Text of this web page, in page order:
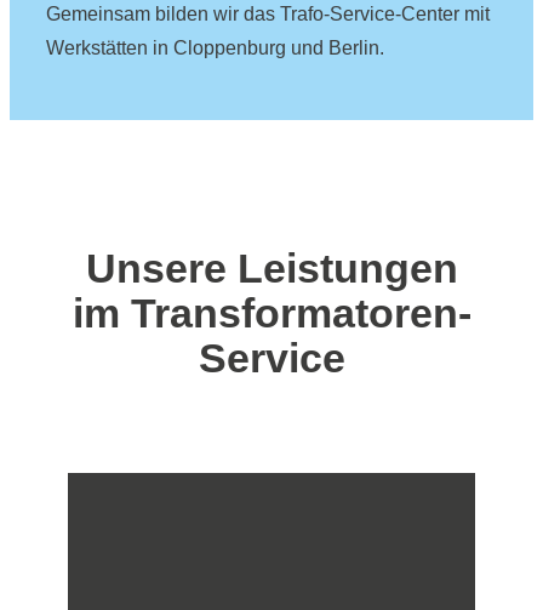
Gemeinsam bilden wir das Trafo-Service-Center mit
Werkstätten in Cloppenburg und Berlin.
Unsere Leistungen
im Transformatoren-
Service